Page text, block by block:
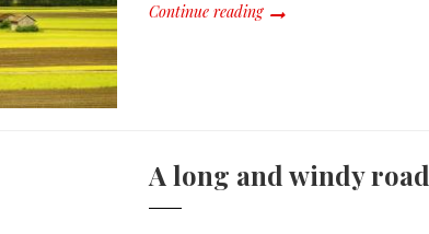
Continue reading
A long and windy road